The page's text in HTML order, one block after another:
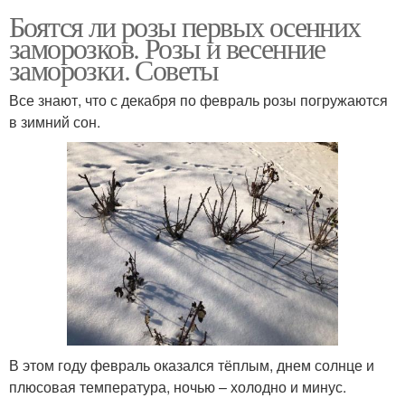
Боятся ли розы первых осенних
заморозков. Розы и весенние
заморозки. Советы
Все знают, что с декабря по февраль розы погружаются
в зимний сон.
В этом году февраль оказался тёплым, днем солнце и
плюсовая температура, ночью – холодно и минус.